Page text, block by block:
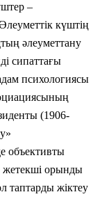
–
күштің
әлеуметтану
сипаттағы
психологиясы
(1906-
объективты
жетекші орынды
таптарды жіктеу